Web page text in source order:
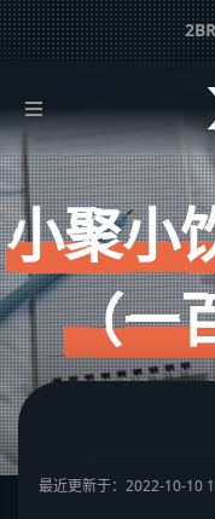
小聚小饮
下一篇：又忘了
小聚小
（一
最近更新于：2022-10-10